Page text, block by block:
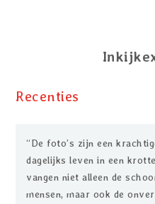
Recenties
“De foto’s zijn een
dagelijks leven in een
vangen niet alleen de
mensen, maar ook de